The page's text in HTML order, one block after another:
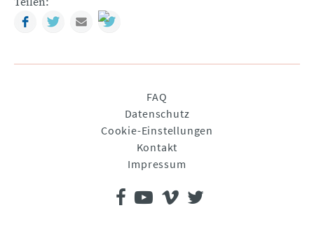
FacebookTwitterMail
FAQ
Datenschutz
Cookie-Einstellungen
Kontakt
Impressum